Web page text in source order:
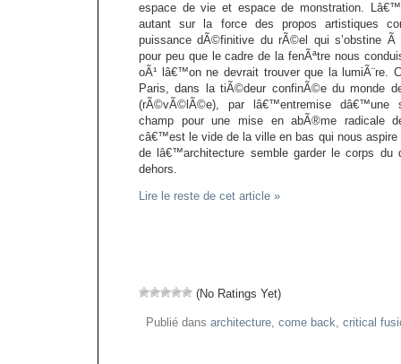
espace de vie et espace de monstration.
autant sur la force des propos artistiques
puissance dÃ©finitive du rÃ©el qui s’obstine
pour peu que le cadre de la fenÃªtre nous
oÃ¹ lâ€™on ne devrait trouver que la lumiÃ¨re.
Paris, dans la tiÃ©deur confinÃ©e du monde
(rÃ©vÃ©lÃ©e), par lâ€™entremise dâ€™une
champ pour une mise en abÃ®me radicale
câ€™est le vide de la ville en bas qui nous aspire
de lâ€™architecture semble garder le corps
dehors.
Lire le reste de cet article »
(No Ratings Yet)
Publié dans architecture, come back, critical